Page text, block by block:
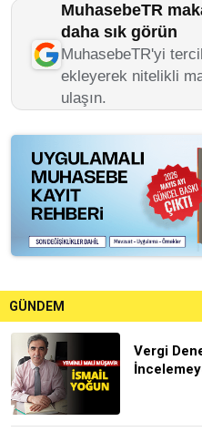
MuhasebeTR
daha sık görün
MuhasebeTR'yi
ekleyerek nitelikli
ulaşın.
GÜNDEM
Vergi